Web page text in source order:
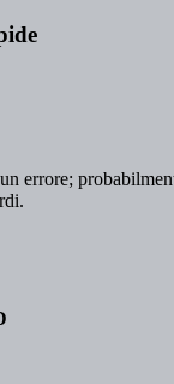
errore;